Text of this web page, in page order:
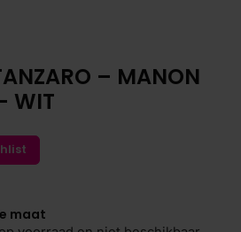
– MANON
WIT
maat